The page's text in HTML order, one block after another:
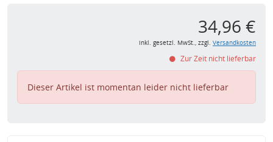
34,96 €
inkl. gesetzl. MwSt., zzgl. Versandkosten
Zur Zeit nicht lieferbar
Dieser Artikel ist momentan leider nicht lieferbar